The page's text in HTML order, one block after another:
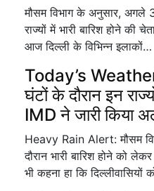
मौसम विभाग के अनुसार, अगले
राज्यों में भारी बारिश होने की
आज दिल्ली के विभिन्न इलाकों…
Today’s
घंटों के दौरान इन
IMD ने जारी किया
Heavy Rain Alert: मौसम
दौरान भारी बारिश होने को
भी कहना हा कि दिल्लीवासियों